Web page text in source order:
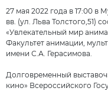
27 мая 2022 года в 17:00 в
вв. (ул. Льва Толстого,51)
«Увлекательный мир
Факультет анимации,
имени С.А. Герасимова.
Долговременный
кино» Всероссийского